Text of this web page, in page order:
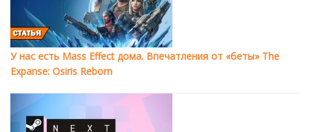
У нас есть Mass Effect дома. Впечатления от «беты» The
Expanse: Osiris Reborn